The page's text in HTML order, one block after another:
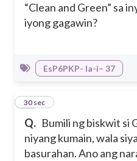
“Clean and Green” sa
iyong gagawin?
EsP6PKP- Ia-i– 37
Q. Bumili ng biskwit si
niyang kumain, wala
basurahan. Ano ang
33
30 sec